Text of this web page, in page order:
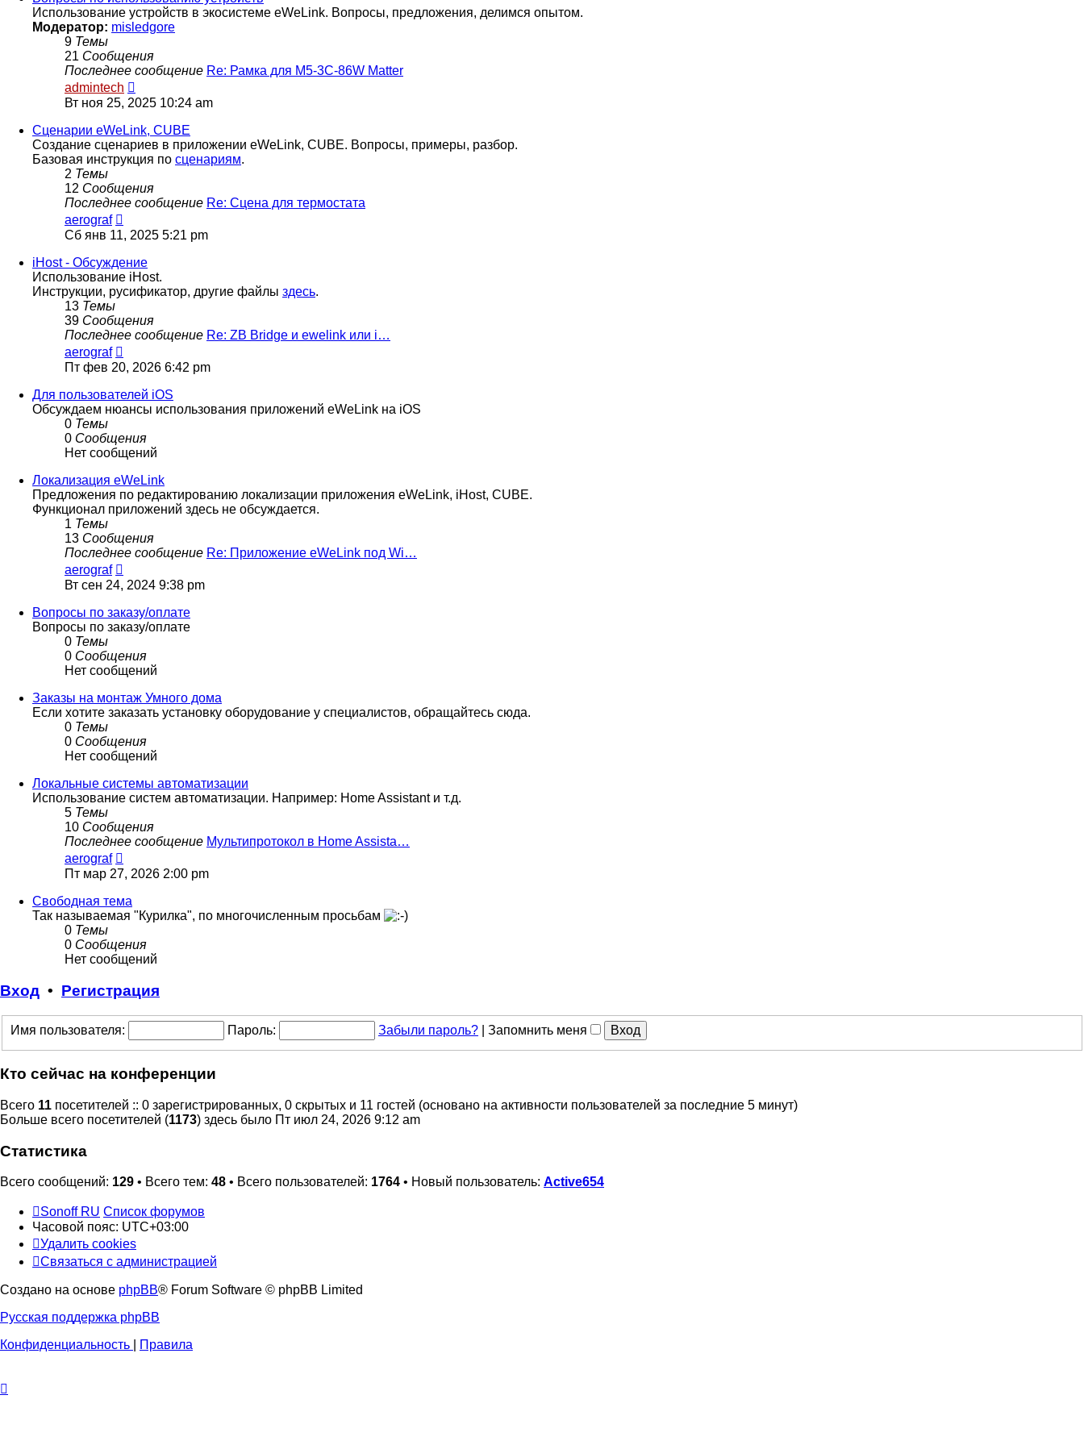
Использование устройств в экосистеме eWeLink. Вопросы, предложения, делимся опытом.
Модератор: misledgore
9 Темы
21 Сообщения
Последнее сообщение Re: Рамка для M5-3C-86W Matter
admintech
к
сообщению
Вт ноя 25, 2025 10:24 am
Сценарии eWeLink, CUBE
Создание сценариев в приложении eWeLink, CUBE. Вопросы, примеры, разбор.
Базовая инструкция по сценариям.
2 Темы
12 Сообщения
Последнее сообщение Re: Сцена для термостата
aerograf
последнему
сообщению
Сб янв 11, 2025 5:21 pm
iHost - Обсуждение
Использование iHost.
Инструкции, русификатор, другие файлы здесь.
13 Темы
39 Сообщения
Последнее сообщение Re: ZB Bridge и ewelink или i…
aerograf
к
последнему
сообщению
Пт фев 20, 2026 6:42 pm
Для пользователей iOS
Обсуждаем нюансы использования приложений eWeLink на iOS
0 Темы
0 Сообщения
Нет сообщений
Локализация eWeLink
Предложения по редактированию локализации приложения eWeLink, iHost, CUBE.
Функционал приложений здесь не обсуждается.
1 Темы
13 Сообщения
Последнее сообщение Re: Приложение eWeLink под Wi…
aerograf
к
последнему
сообщению
Вт сен 24, 2024 9:38 pm
Вопросы по заказу/оплате
Вопросы по заказу/оплате
0 Темы
0 Сообщения
Нет сообщений
Заказы на монтаж Умного дома
Если хотите заказать установку оборудование у специалистов, обращайтесь сюда.
0 Темы
0 Сообщения
Нет сообщений
Локальные системы автоматизации
Использование систем автоматизации. Например: Home Assistant и т.д.
5 Темы
10 Сообщения
Последнее сообщение Мультипротокол в Home Assista…
aerograf
к
последнему
сообщению
Пт мар 27, 2026 2:00 pm
Свободная тема
Так называемая "Курилка", по многочисленным просьбам
0 Темы
0 Сообщения
Нет сообщений
Вход • Регистрация
Имя пользователя: Пароль: Забыли пароль? Запомнить меня
Кто сейчас на конференции
Всего 11 посетителей :: 0 зарегистрированных, 0 скрытых и 11 гостей (основано на активности пользователей за последние 5 минут)
Больше всего посетителей (1173) здесь было Пт июл 24, 2026 9:12 am
Статистика
Всего сообщений: 129 • Всего тем: 48 • Всего пользователей: 1764 • Новый пользователь: Active654
Sonoff RU Список форумов
Часовой пояс: UTC+03:00
Удалить cookies
Связаться с администрацией
Создано на основе phpBB® Forum Software © phpBB Limited
Русская поддержка phpBB
Конфиденциальность
Правила